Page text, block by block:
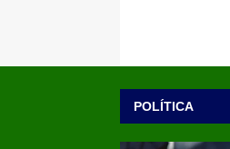
POLÍTICA